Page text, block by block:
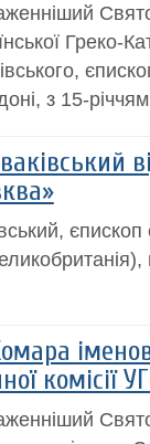
Греко-
з 15-річчям
єпископ
комісії